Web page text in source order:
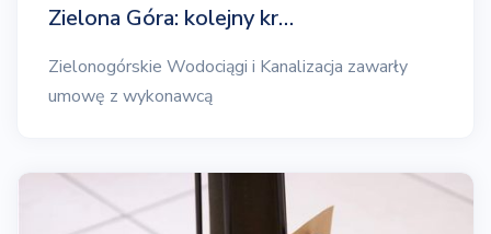
Zielona Góra: kolejny kr…
Zielonogórskie Wodociągi i Kanalizacja zawarły
umowę z wykonawcą